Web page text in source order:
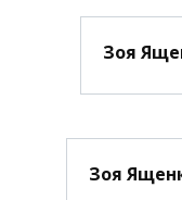
Зоя
Зоя